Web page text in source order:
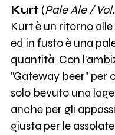
Kurt (Pale Ale /
Kurt è un ritorno
ed in fusto è una
quantità. Con
"Gateway beer" per
solo bevuto una
anche per gli
giusta per le